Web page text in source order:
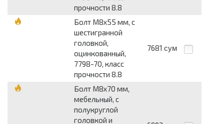
прочности 8.8
Болт М8x55 мм, с
шестигранной
головкой,
оцинкованный,
7798-70, класс
прочности 8.8
7681 сум
Болт М8x70 мм,
мебельный, с
полукруглой
головкой и